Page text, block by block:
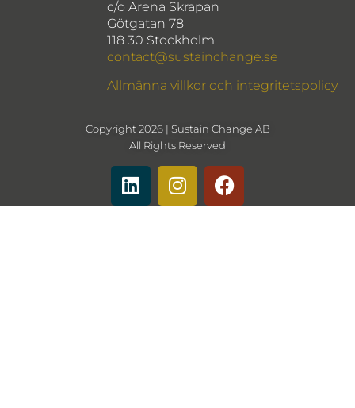
c/o Arena Skrapan
Götgatan 78
118 30 Stockholm
contact@sustainchange.se
Allmänna villkor och integritetspolicy
Copyright 2026 | Sustain Change AB
All Rights Reserved